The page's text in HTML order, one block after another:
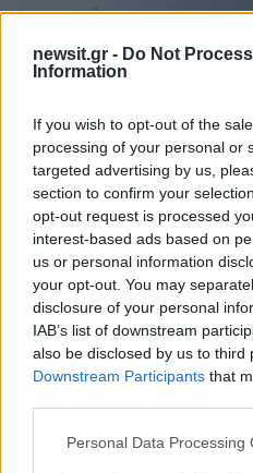
newsit.gr - Do Not
Information
If you wish to opt-out of the
processing of your personal or
targeted advertising by us,
section to confirm your
opt-out request is processed
interest-based ads based on
us or personal information
your opt-out. You may
disclosure of your personal
IAB’s list of downstream
also be disclosed by us to third
Downstream Participants that
Please note that this website/
Personal Data Processing
Σχόλια
Τραγωδία στις Σέρρες: «Τα
έχασα όλα, κάτι με
τράβαγε στην καρδιά μου»,
λέει ο άνδρας που έχασε
σύζυγο και γιο στο τροχαίο